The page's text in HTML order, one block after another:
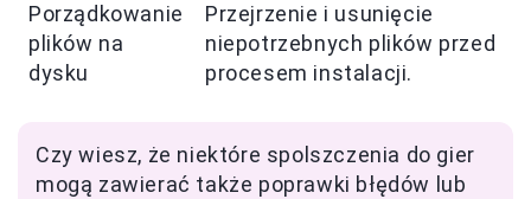
Porządkowanie
plików na
dysku
Przejrzenie i usunięcie
niepotrzebnych plików przed
procesem instalacji.
Czy wiesz, że niektóre spolszczenia do gier
mogą zawierać także poprawki błędów lub